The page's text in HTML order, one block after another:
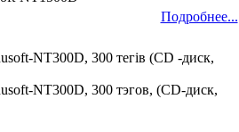
Подробнее...
NT300D, 300 тегів (CD -диск,
NT300D, 300 тэгов, (CD-диск,